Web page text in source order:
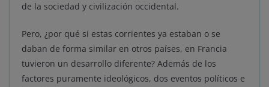
de la sociedad y civilización occidental.
Pero, ¿por qué si estas corrientes ya estaban o se
daban de forma similar en otros países, en Francia
tuvieron un desarrollo diferente? Además de los
factores puramente ideológicos, dos eventos políticos e